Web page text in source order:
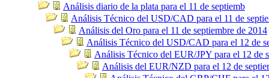
Análisis diario de la plata para el 11 de septiemb
Análisis Técnico del USD/CAD para el 11 de
Análisis del Oro para el 11 de septiembre de 2014
Análisis Técnico del USD/CAD para el 12 de
Análisis Técnico del EUR/JPY para el 12 de
Análisis del EUR/NZD para el 12 de